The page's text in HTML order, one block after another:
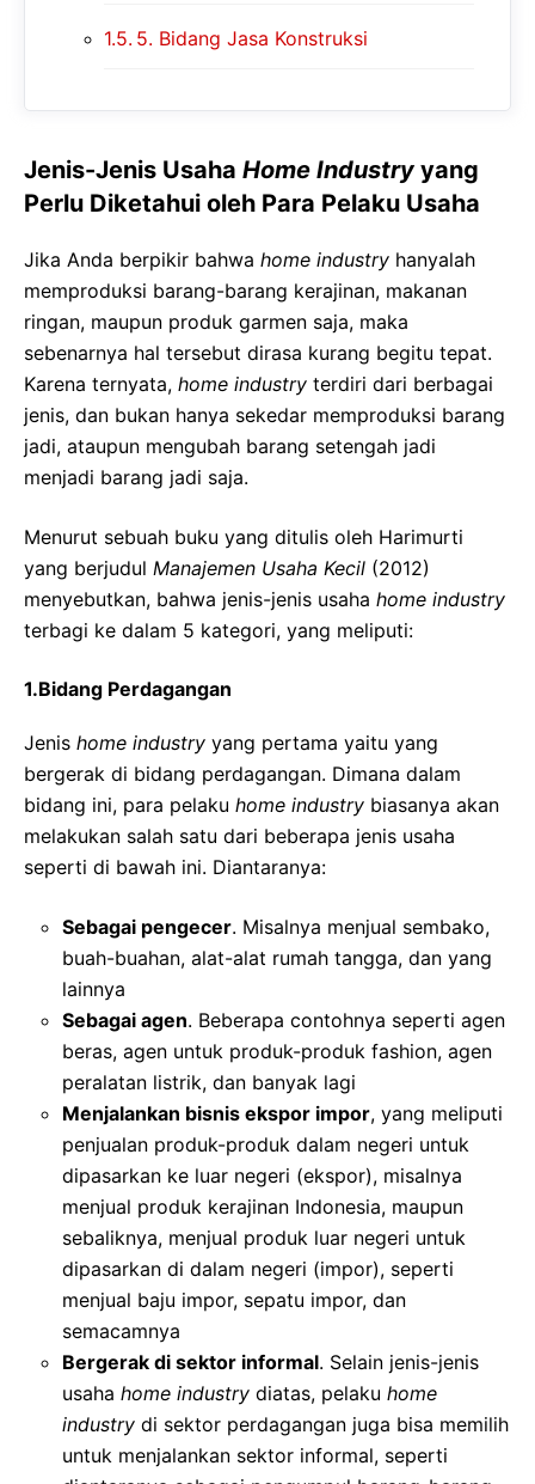
5. Bidang Jasa Konstruksi
Jenis-Jenis Usaha Home Industry yang
Perlu Diketahui oleh Para Pelaku Usaha
Jika Anda berpikir bahwa home industry hanyalah
memproduksi barang-barang kerajinan, makanan
ringan, maupun produk garmen saja, maka
sebenarnya hal tersebut dirasa kurang begitu tepat.
Karena ternyata, home industry terdiri dari berbagai
jenis, dan bukan hanya sekedar memproduksi barang
jadi, ataupun mengubah barang setengah jadi
menjadi barang jadi saja.
Menurut sebuah buku yang ditulis oleh Harimurti
yang berjudul Manajemen Usaha Kecil (2012)
menyebutkan, bahwa jenis-jenis usaha home industry
terbagi ke dalam 5 kategori, yang meliputi:
1.Bidang Perdagangan
Jenis home industry yang pertama yaitu yang
bergerak di bidang perdagangan. Dimana dalam
bidang ini, para pelaku home industry biasanya akan
melakukan salah satu dari beberapa jenis usaha
seperti di bawah ini. Diantaranya:
Sebagai pengecer. Misalnya menjual sembako,
buah-buahan, alat-alat rumah tangga, dan yang
lainnya
Sebagai agen. Beberapa contohnya seperti agen
beras, agen untuk produk-produk fashion, agen
peralatan listrik, dan banyak lagi
Menjalankan bisnis ekspor impor, yang meliputi
penjualan produk-produk dalam negeri untuk
dipasarkan ke luar negeri (ekspor), misalnya
menjual produk kerajinan Indonesia, maupun
sebaliknya, menjual produk luar negeri untuk
dipasarkan di dalam negeri (impor), seperti
menjual baju impor, sepatu impor, dan
semacamnya
Bergerak di sektor informal. Selain jenis-jenis
usaha home industry diatas, pelaku home
industry di sektor perdagangan juga bisa memilih
untuk menjalankan sektor informal, seperti